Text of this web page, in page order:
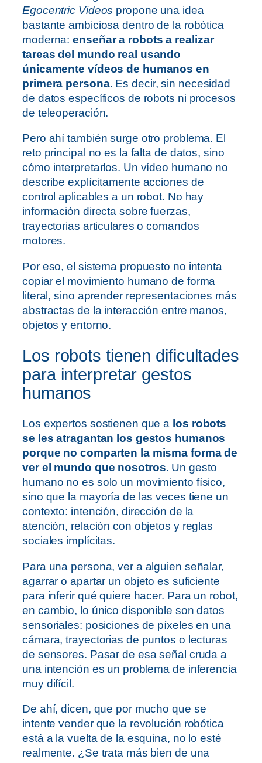
Egocentric Videos propone una idea
bastante ambiciosa dentro de la robótica
moderna:enseñar a robots a realizar
tareas del mundo real usando
únicamente vídeos de humanos en
primera persona. Es decir, sin necesidad
de datos específicos de robots ni procesos
de teleoperación.
Pero ahí también surge otro problema. El
reto principal no es la falta de datos, sino
cómo interpretarlos. Un vídeo humano no
describe explícitamente acciones de
control aplicables a un robot. No hay
información directa sobre fuerzas,
trayectorias articulares o comandos
motores.
Por eso, el sistema propuesto no intenta
copiar el movimiento humano de forma
literal, sino aprender representaciones más
abstractas de la interacción entre manos,
objetos y entorno.
Los robots tienen dificultades
para interpretar gestos
humanos
Los expertos sostienen que a los robots
se les atragantan los gestos humanos
porque no comparten la misma forma de
ver el mundo que nosotros. Un gesto
humano no es solo un movimiento físico,
sino que la mayoría de las veces tiene un
contexto: intención, dirección de la
atención, relación con objetos y reglas
sociales implícitas.
Para una persona, ver a alguien señalar,
agarrar o apartar un objeto es suficiente
para inferir qué quiere hacer. Para un robot,
en cambio, lo único disponible son datos
sensoriales: posiciones de píxeles en una
cámara, trayectorias de puntos o lecturas
de sensores. Pasar de esa señal cruda a
una intención es un problema de inferencia
muy difícil.
De ahí, dicen, que por mucho que se
intente vender que la revolución robótica
está a la vuelta de la esquina, no lo esté
realmente. ¿Se trata más bien de una